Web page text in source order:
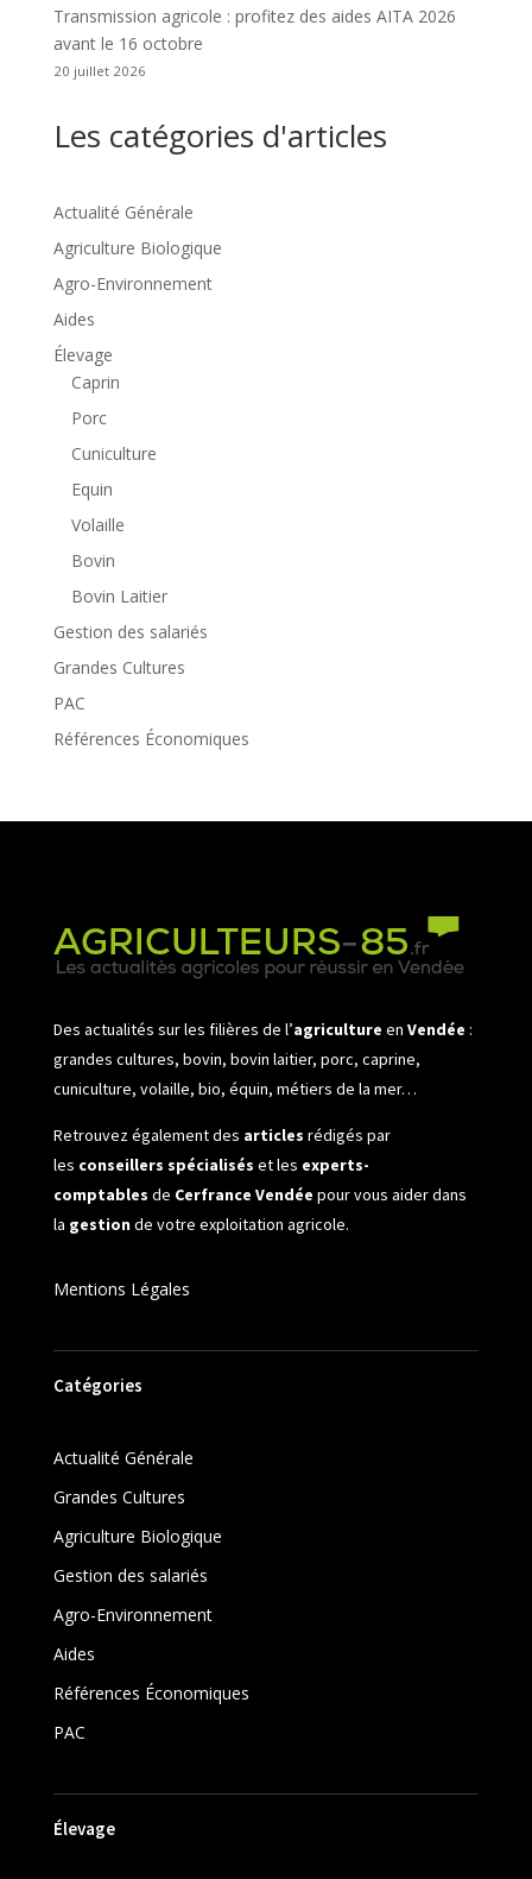
Transmission agricole : profitez des aides AITA 2026
avant le 16 octobre
20 juillet 2026
Les catégories d'articles
Actualité Générale
Agriculture Biologique
Agro-Environnement
Aides
Élevage
Caprin
Porc
Cuniculture
Equin
Volaille
Bovin
Bovin Laitier
Gestion des salariés
Grandes Cultures
PAC
Références Économiques
Des actualités sur les filières de l’agriculture en Vendée :
grandes cultures, bovin, bovin laitier, porc, caprine,
cuniculture, volaille, bio, équin, métiers de la mer…
Retrouvez également des articles rédigés par
les conseillers spécialisés et les experts-
comptables de Cerfrance Vendée pour vous aider dans
la gestionde votre exploitation agricole.
Mentions Légales
Catégories
Actualité Générale
Grandes Cultures
Agriculture Biologique
Gestion des salariés
Agro-Environnement
Aides
Références Économiques
PAC
Élevage